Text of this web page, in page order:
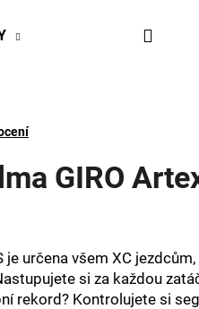
BIKESPORT EVENTY
Hledat
GIRO
určena všem XC
si za každou
rekord? Kontrolujete si